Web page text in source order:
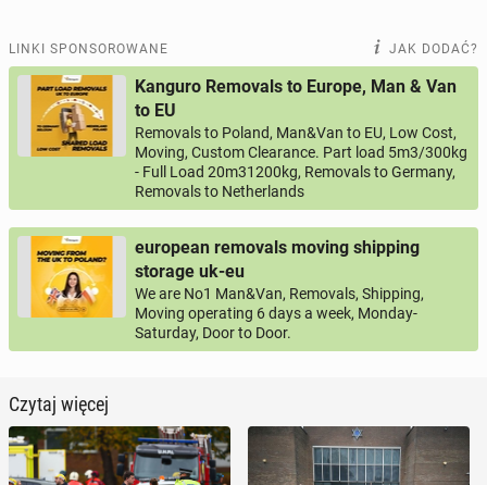
LINKI SPONSOROWANE JAK DODAĆ?
Kanguro Removals to Europe, Man & Van
to EU
Removals to Poland, Man&Van to EU, Low Cost,
Moving, Custom Clearance. Part load 5m3/300kg
- Full Load 20m31200kg, Removals to Germany,
Removals to Netherlands
european removals moving shipping
storage uk-eu
We are No1 Man&Van, Removals, Shipping,
Moving operating 6 days a week, Monday-
Saturday, Door to Door.
Czytaj więcej